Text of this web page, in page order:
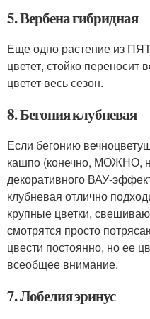
5. Вербена гибридная
Еще одно растение из
цветет, стойко переносит
цветет весь сезон.
8. Бегония клубневая
Если бегонию
кашпо (конечно, МОЖНО,
декоративного ВАУ-
клубневая отлично
крупные цветки,
смотрятся просто
цвести постоянно, но ее
всеобщее внимание.
7. Лобелия эринус